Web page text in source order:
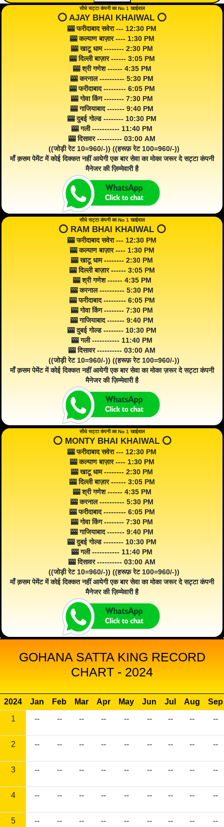
सीधे सट्टा कंपनी का No 1 खाईवाल
⭕️ AJAY BHAI KHAIWAL ⭕️
🎰 फरीदाबाद सवेरा --- 12:30 PM
🎰 कल्याण बाज़ार ---- 1:30 PM
🎰 खाटू धाम -------- 2:30 PM
🎰 दिल्ली बाज़ार ------ 3:05 PM
🎰 श्री गणेश ------ 4:35 PM
🎰 करनाल ---------- 5:30 PM
🎰 फरीदाबाद --------- 6:05 PM
🎰 गोवा किंग -------- 7:30 PM
🎰 गाजियाबाद ------- 9:40 PM
🎰 दुबई गोल्ड -------- 10:30 PM
🎰 गली ----------- 11:40 PM
🎰 दिसावर ---------- 03:00 AM
((जोड़ी रेट 10=960/-)) ((हरूफ़ रेट 100=960/-))
माँ क़सम पेमेंट में कोई दिक्कत नहीं आयेगी एक बार सेवा का मोका जरूर दे सट्टा कंपनी
मैनेजर की ज़िम्मेवारी है
सीधे सट्टा कंपनी का No 1 खाईवाल
⭕️ RAM BHAI KHAIWAL ⭕️
🎰 फरीदाबाद सवेरा --- 12:30 PM
🎰 कल्याण बाज़ार ---- 1:30 PM
🎰 खाटू धाम -------- 2:30 PM
🎰 दिल्ली बाज़ार ------ 3:05 PM
🎰 श्री गणेश ------ 4:35 PM
🎰 करनाल ---------- 5:30 PM
🎰 फरीदाबाद --------- 6:05 PM
🎰 गोवा किंग -------- 7:30 PM
🎰 गाजियाबाद ------- 9:40 PM
🎰 दुबई गोल्ड -------- 10:30 PM
🎰 गली ----------- 11:40 PM
🎰 दिसावर ---------- 03:00 AM
((जोड़ी रेट 10=960/-)) ((हरूफ़ रेट 100=960/-))
माँ क़सम पेमेंट में कोई दिक्कत नहीं आयेगी एक बार सेवा का मोका ज़रूर दे सट्टा कंपनी
मैनेजर की ज़िम्मेवारी है
सीधे सट्टा कंपनी का No 1 खाईवाल
⭕️ MONTY BHAI KHAIWAL ⭕️
🎰 फरीदाबाद सवेरा --- 12:30 PM
🎰 कल्याण बाज़ार ---- 1:30 PM
🎰 खाटू धाम -------- 2:30 PM
🎰 दिल्ली बाज़ार ------ 3:05 PM
🎰 श्री गणेश ------ 4:35 PM
🎰 करनाल ---------- 5:30 PM
🎰 फरीदाबाद --------- 6:05 PM
🎰 गोवा किंग -------- 7:30 PM
🎰 गाजियाबाद ------- 9:40 PM
🎰 दुबई गोल्ड -------- 10:30 PM
🎰 गली ----------- 11:40 PM
🎰 दिसावर ---------- 03:00 AM
((जोड़ी रेट 10=960/-)) ((हरूफ़ रेट 100=960/-))
माँ क़सम पेमेंट में कोई दिक्कत नहीं आयेगी एक बार सेवा का मोका जरूर दे सट्टा कंपनी
मैनेजर की ज़िम्मेवारी है
GOHANA SATTA KING RECORD
CHART - 2024
2024 Jan Feb Mar Apr May Jun Jul Aug
Sep
1
-- -- -- -- -- -- -- -- --
2 -- -- -- -- -- -- -- -- --
3 -- -- -- -- -- -- -- -- --
4 -- -- -- -- -- -- -- -- --
5 -- -- -- -- -- -- -- -- --